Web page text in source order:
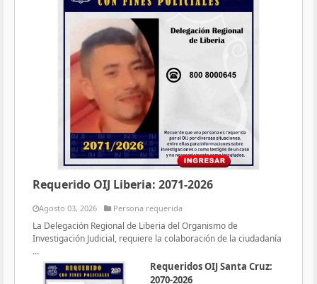
Requerido OIJ Liberia: 2071-2026
Agosto 03, 2026 Persona requerida
La Delegación Regional de Liberia del Organismo de
Investigación Judicial, requiere la colaboración de la ciudadanía
...
Requeridos OIJ Santa Cruz:
2070-2026